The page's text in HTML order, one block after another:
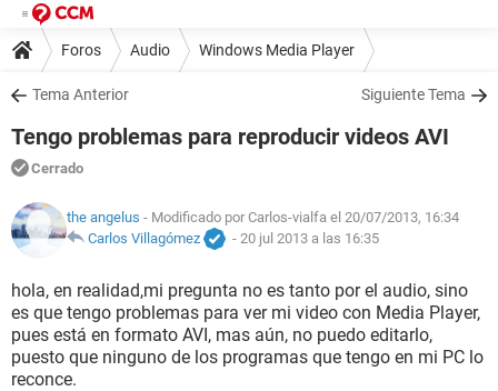
Foros Audio Windows Media Player
Tema Anterior Siguiente Tema
Tengo problemas para reproducir videos AVI
Cerrado
the angelus - Modificado por Carlos-vialfa el 20/07/2013, 16:34
Carlos Villagómez
- 20 jul 2013 a las 16:35
hola, en realidad,mi pregunta no es tanto por el audio, sino
es que tengo problemas para ver mi video con Media Player,
pues está en formato AVI, mas aún, no puedo editarlo,
puesto que ninguno de los programas que tengo en mi PC lo
reconce.